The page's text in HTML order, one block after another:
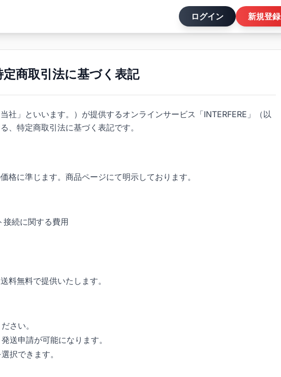
ログイン 新規登録
定商取引法に基づく表記
社」といいます。）が提供するオンラインサービス「INTERFERE」（以
、特定商取引法に基づく表記です。
格に準じます。商品ページにて明示しております。
接続に関する費用
料無料で提供いたします。
さい。
送申請が可能になります。
択できます。